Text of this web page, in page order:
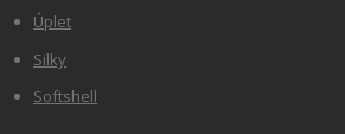
Úplet
Silky
Softshell